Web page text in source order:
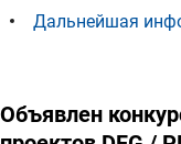
Дальнейшая
Объявлен